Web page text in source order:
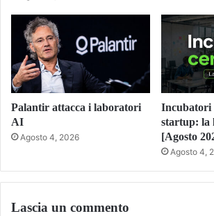
Palantir attacca i laboratori
AI
Agosto 4, 2026
Incubatori
startup: la
[Agosto
Agosto 4,
Lascia un commento